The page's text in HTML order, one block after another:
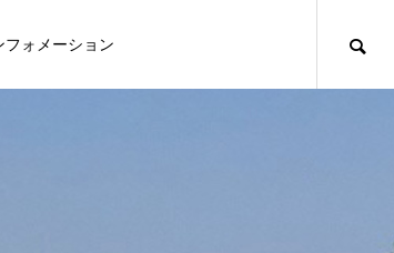
フォメーション